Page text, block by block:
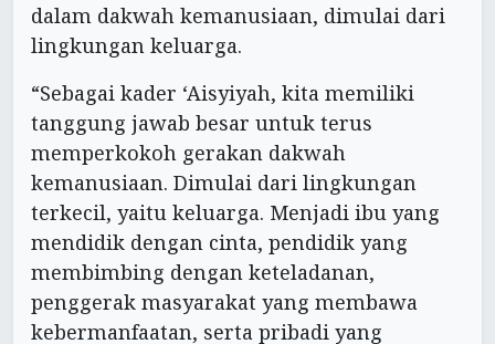
dalam dakwah kemanusiaan, dimulai dari
lingkungan keluarga.
“Sebagai kader ‘Aisyiyah, kita memiliki
tanggung jawab besar untuk terus
memperkokoh gerakan dakwah
kemanusiaan. Dimulai dari lingkungan
terkecil, yaitu keluarga. Menjadi ibu yang
mendidik dengan cinta, pendidik yang
membimbing dengan keteladanan,
penggerak masyarakat yang membawa
kebermanfaatan, serta pribadi yang